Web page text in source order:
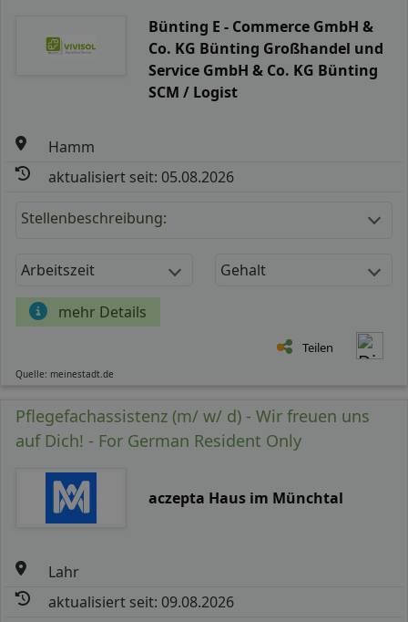
Bünting E - Commerce GmbH &
Co. KG Bünting Großhandel und
Service GmbH & Co. KG Bünting
SCM / Logist
Hamm
aktualisiert seit: 05.08.2026
Stellenbeschreibung:
Arbeitszeit Gehalt
mehr Details
Teilen
Quelle: meinestadt.de
Pflegefachassistenz (m/ w/ d) - Wir freuen uns
auf Dich! - For German Resident Only
aczepta Haus im Münchtal
Lahr
aktualisiert seit: 09.08.2026